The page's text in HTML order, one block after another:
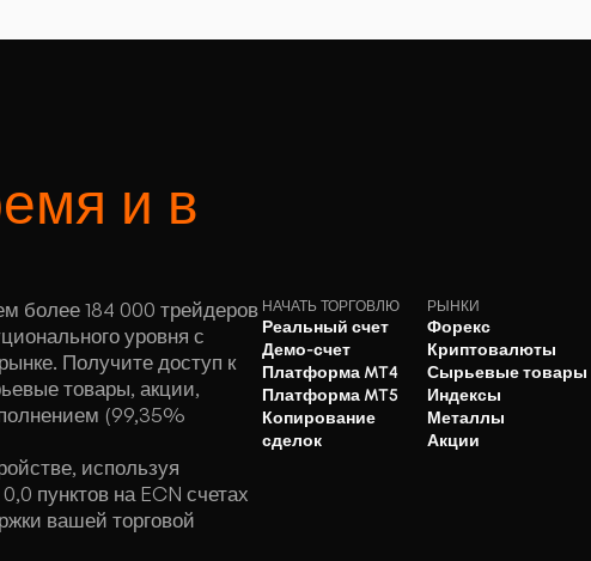
и в
более 184 000 трейдеров
уровня с
Получите доступ к
товары, акции,
(99,35%
используя
пунктов на ECN счетах
вашей торговой
НАЧАТЬ ТОРГОВЛЮ
Реальный счет
Демо-счет
Платформа MT4
Платформа MT5
Копирование
сделок
РЫНКИ
Форекс
Криптовалюты
Сырьевые товары
Индексы
Металлы
Акции